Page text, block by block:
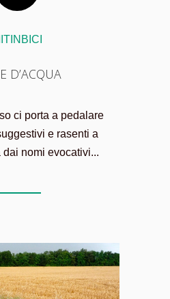
D’ACQUA
ci porta a pedalare
e rasenti a
dai nomi evocativi...